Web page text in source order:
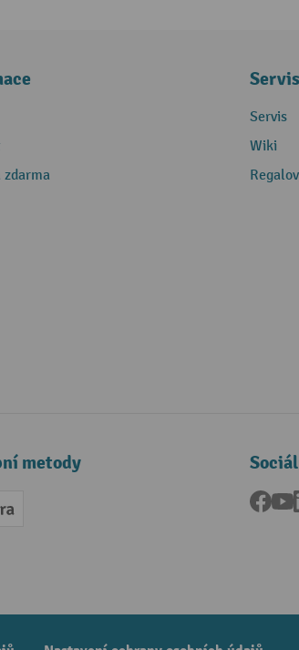
zdarma
Servis
Servis
Wiki
metody